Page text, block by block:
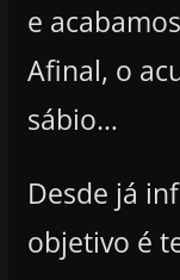
e
Afinal, o
sábio…
Desde já
objetivo é